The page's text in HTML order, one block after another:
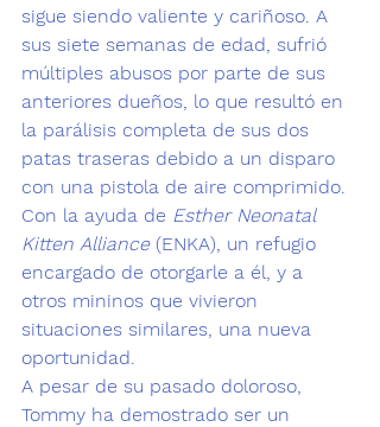
sigue siendo valiente y cariñoso. A
sus siete semanas de edad, sufrió
múltiples abusos por parte de sus
anteriores dueños, lo que resultó en
la parálisis completa de sus dos
patas traseras debido a un disparo
con una pistola de aire comprimido.
Con la ayuda de Esther Neonatal
Kitten Alliance (ENKA), un refugio
encargado de otorgarle a él, y a
otros mininos que vivieron
situaciones similares, una nueva
oportunidad.
A pesar de su pasado doloroso,
Tommy ha demostrado ser un